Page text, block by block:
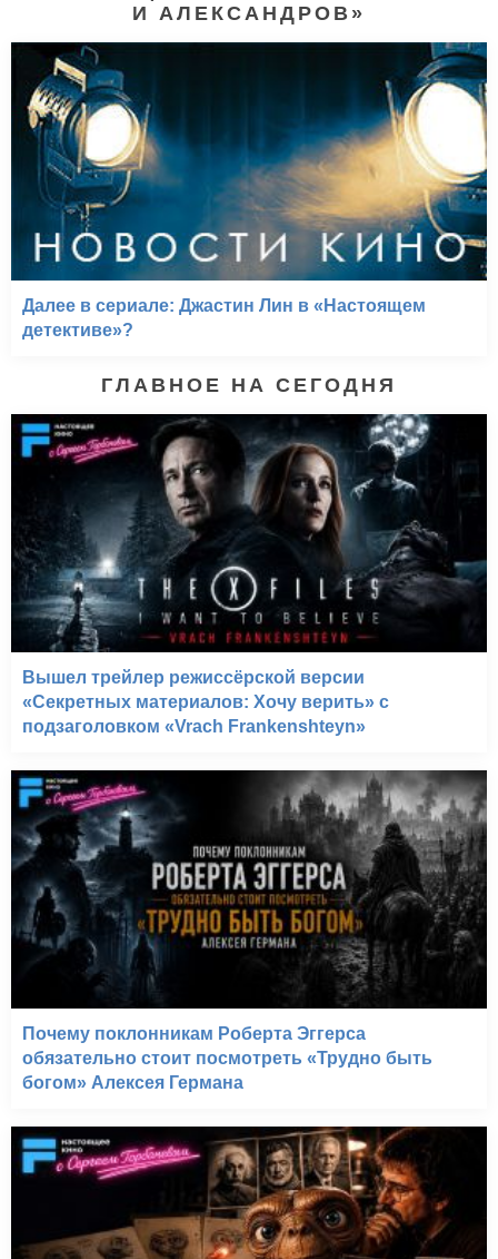
И АЛЕКСАНДРОВ»
Далее в сериале: Джастин Лин в «Настоящем
детективе»?
ГЛАВНОЕ НА СЕГОДНЯ
Вышел трейлер режиссёрской версии
«Секретных материалов: Хочу верить» с
подзаголовком «Vrach Frankenshteyn»
Почему поклонникам Роберта Эггерса
обязательно стоит посмотреть «Трудно быть
богом» Алексея Германа